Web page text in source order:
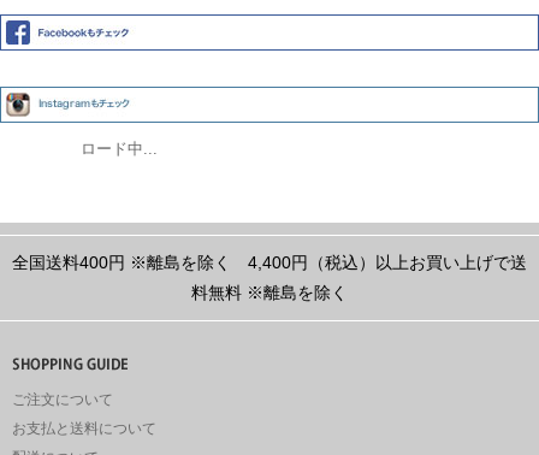
ロード中...
全国送料400円 ※離島を除く
4,400円（税込）以上お買い上げで送
料無料 ※離島を除く
ご注文について
お支払と送料について